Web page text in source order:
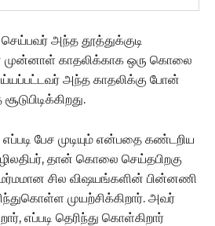
அந்த தூத்துக்குடி
முன்னாள் காதலிக்காக ஒரு கொலை
அந்த காதலிக்கு போன்
பேச முடியும் என்பதை கண்டறிய
தான் கொலை செய்தபிறகு
சில விஷயங்களின் பின்னணி
முயற்சிக்கிறார். அவர்
எப்படி தெரிந்து கொள்கிறார்